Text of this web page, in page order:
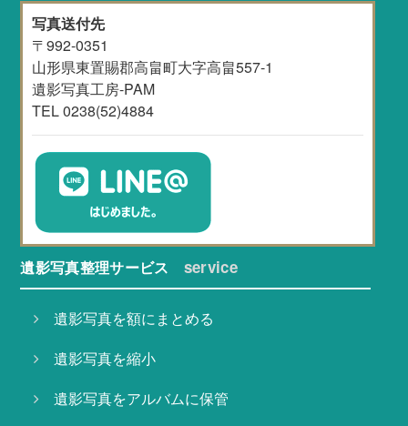
写真送付先
〒992-0351
山形県東置賜郡高畠町大字高畠557-1
遺影写真工房-PAM
TEL 0238(52)4884
遺影写真整理サービス service
遺影写真を額にまとめる
遺影写真を縮小
遺影写真をアルバムに保管